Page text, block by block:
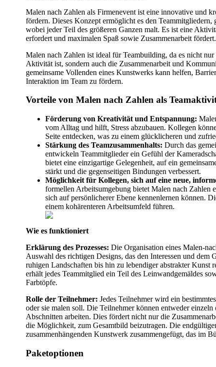
Malen nach Zahlen als Firmenevent ist eine innovative und
fördern. Dieses Konzept ermöglicht es den Teammitgliedern,
wobei jeder Teil des größeren Ganzen malt. Es ist eine
erfordert und maximalen Spaß sowie Zusammenarbeit fördert.
Malen nach Zahlen ist ideal für Teambuilding, da es nicht nur
Aktivität ist, sondern auch die Zusammenarbeit und
gemeinsame Vollenden eines Kunstwerks kann helfen,
Interaktion im Team zu fördern.
Vorteile von Malen nach Zahlen als
Förderung von Kreativität und Entspannung:
vom Alltag und hilft, Stress abzubauen. Kollegen
Seite entdecken, was zu einem glücklicheren und
Stärkung des Teamzusammenhalts: Durch das
entwickeln Teammitglieder ein Gefühl der
bietet eine einzigartige Gelegenheit, auf ein
stärkt und die gegenseitigen Bindungen verbessert.
Möglichkeit für Kollegen, sich auf eine neue,
formellen Arbeitsumgebung bietet Malen nach Zahlen
sich auf persönlicherer Ebene kennenlernen können.
einem kohärenteren Arbeitsumfeld führen.
Wie es funktioniert
Erklärung des Prozesses: Die Organisation eines Malen-
Auswahl des richtigen Designs, das den Interessen und dem
ruhigen Landschaften bis hin zu lebendiger abstrakter Kunst
erhält jedes Teammitglied ein Teil des Leinwandgemäldes
Farbtöpfe.
Rolle der Teilnehmer: Jedes Teilnehmer wird ein
oder sie malen soll. Die Teilnehmer können entweder
Abschnitten arbeiten. Dies fördert nicht nur die
die Möglichkeit, zum Gesamtbild beizutragen. Die
zusammenhängenden Kunstwerk zusammengefügt, das im
Paketoptionen